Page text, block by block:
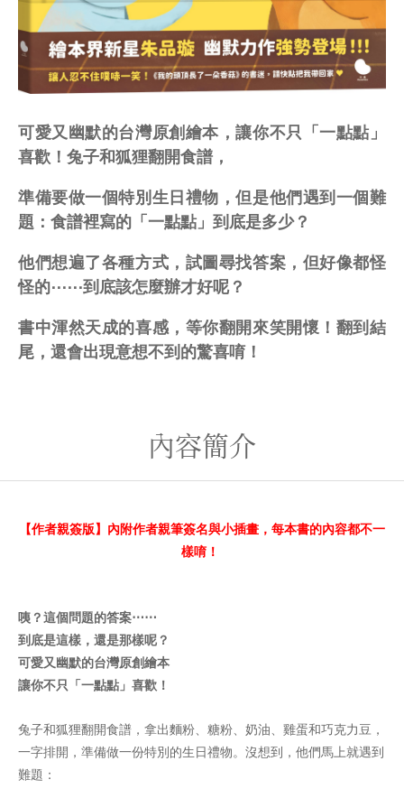
可愛又幽默的台灣原創繪本，讓你不只「一點點」
喜歡！兔子和狐狸翻開食譜，
準備要做一個特別生日禮物，但是他們遇到一個難
題：食譜裡寫的「一點點」到底是多少？
他們想遍了各種方式，試圖尋找答案，但好像都怪
怪的⋯⋯到底該怎麼辦才好呢？
書中渾然天成的喜感，等你翻開來笑開懷！翻到結
尾，還會出現意想不到的驚喜唷！
內容簡介
【作者親簽版】內附作者親筆簽名與小插畫，每本書的內容都不一
樣唷！
咦？這個問題的答案⋯⋯
到底是這樣，還是那樣呢？
可愛又幽默的台灣原創繪本
讓你不只「一點點」喜歡！
兔子和狐狸翻開食譜，拿出麵粉、糖粉、奶油、雞蛋和巧克力豆，
一字排開，準備做一份特別的生日禮物。沒想到，他們馬上就遇到
難題：